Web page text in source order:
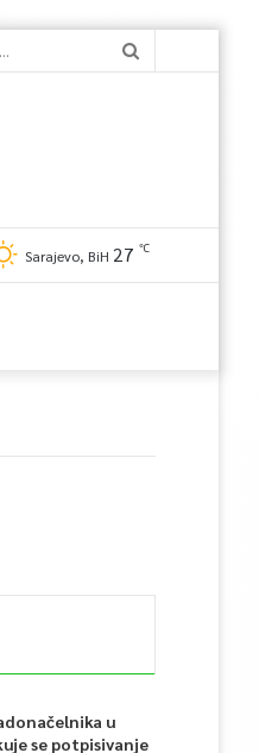
Sarajevo, BiH 27 ℃
u
se potpisivanje